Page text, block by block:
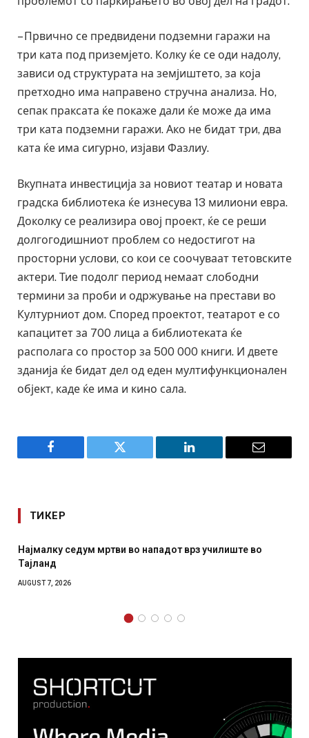
– Првично се предвидени подземни гаражи на
три ката под приземјето. Колку ќе се оди надолу,
зависи од структурата на земјиштето, за која
претходно има направено стручна анализа. Но,
сепак праксата ќе покаже дали ќе може да има
три ката подземни гаражи. Ако не бидат три, два
ката ќе има сигурно, изјави Фазлиу.
Вкупната инвестиција за новиот театар и новата
градска библиотека ќе изнесува 13 милиони евра.
Доколку се реализира овој проект, ќе се реши
долгогодишниот проблем со недостигот на
просторни услови, со кои се соочуваат тетовските
актери. Тие подолг период немаат слободни
термини за проби и одржување на престави во
Културниот дом. Според проектот, театарот е со
капацитет за 700 лица а библиотеката ќе
располага со простор за 500 000 книги. И двете
зданија ќе бидат дел од еден мултифункционален
објект, каде ќе има и кино сала.
Facebook Twitter LinkedIn Email
ТИКЕР
СОЗИС: Украинците повеќе им веруваат на генералите
отколку на Зеленски
AUGUST 7, 2026